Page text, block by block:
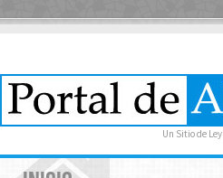
Un Sitio de Ley